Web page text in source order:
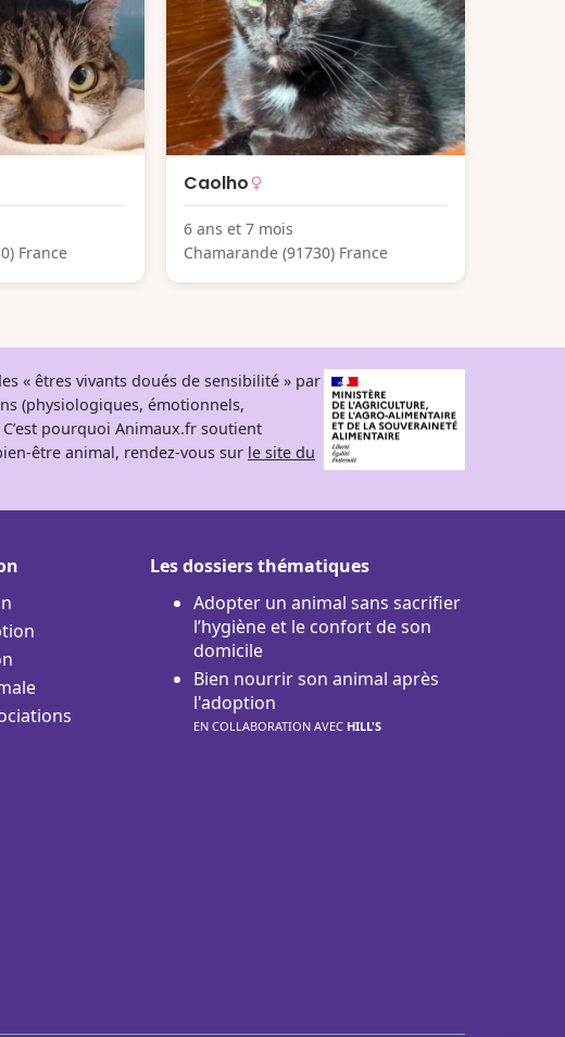
France
Caolho
6 ans et 7 mois
Chamarande (91730) France
« êtres vivants doués de sensibilité » par
(physiologiques, émotionnels,
pourquoi Animaux.fr soutient
être animal, rendez-vous sur le site du
Les dossiers thématiques
Adopter un animal sans sacrifier
l’hygiène et le confort de son
domicile
Bien nourrir son animal après
l'adoption
EN COLLABORATION AVEC HILL'S